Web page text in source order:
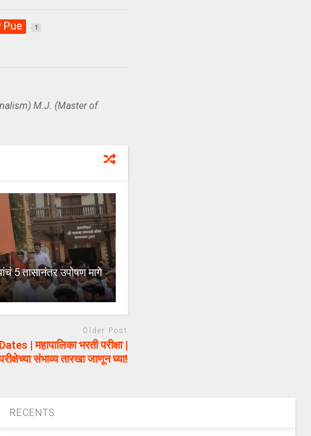
Pue 1
M.J. (Master of
5 तासानंतर उपोषण मागे
Older Post
| महापालिका भरती परीक्षा |
संभाव्य तारखा जाणून घ्या!
RECENTS